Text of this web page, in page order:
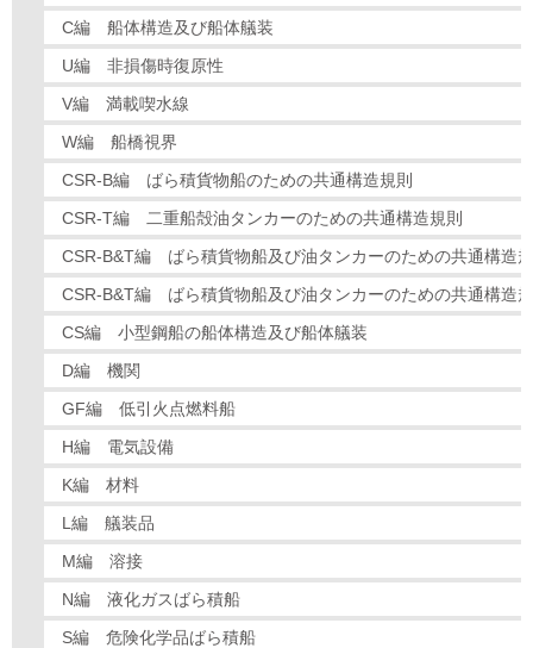
C編 船体構造及び船体艤装
U編 非損傷時復原性
V編 満載喫水線
W編 船橋視界
CSR-B編 ばら積貨物船のための共通構造規則
CSR-T編 二重船殻油タンカーのための共通構造規則
CSR-B&T編 ばら積貨物船及び油タンカーのための共通構造
CSR-B&T編 ばら積貨物船及び油タンカーのための共通構造
CS編 小型鋼船の船体構造及び船体艤装
D編 機関
GF編 低引火点燃料船
H編 電気設備
K編 材料
L編 艤装品
M編 溶接
N編 液化ガスばら積船
S編 危険化学品ばら積船